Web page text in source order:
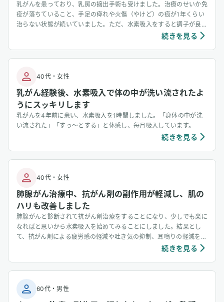
乳がんを患っており、乳房の摘出手術も受けました。治療のせいか免
疫が落ちていること、手足の痺れや火傷（やけど）の痕が1年くらい
治らない状態が続いていました。ただ、水素吸入をすると調子が良
く、1年くらい治らなかった火傷の痕が沈静化してきました。 ユーザ
告をいただきました。
続きを見る
40代・女性
乳がん経験後、水素吸入で体の中が洗い流されたよ
うにスッキリします
乳がんを4年前に患い、水素吸入を1時間しました。「身体の中が洗
い流された」「すっ〜とする」と体感し、毎月吸入しています。
続きを見る
40代・女性
肺腺がん治療中、抗がん剤の副作用が軽減し、肌の
ハリも改善しました
肺腺がんと診断されて抗がん剤治療をすることになり、少しでも楽に
なればと思いから水素吸入を始めてみることにしました。結果とし
て、抗がん剤による疲労感の軽減や吐き気の抑制、耳鳴りの軽減を実
感し、抜け毛が想定よりも早く治ってきています。また、抗がん剤の
続きを見る
60代・男性